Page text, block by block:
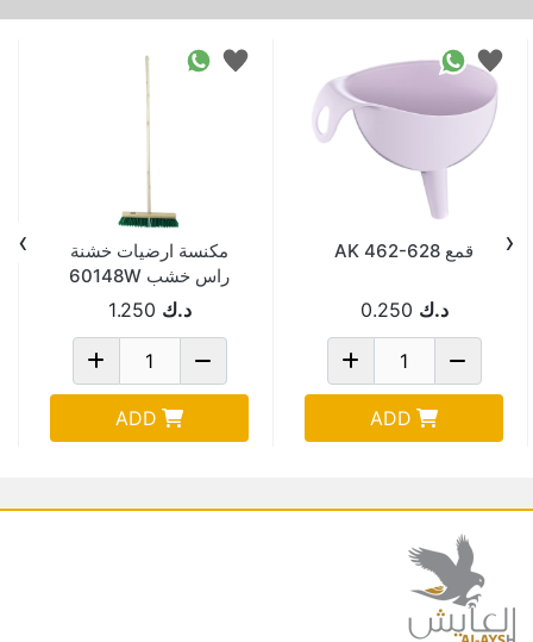
قمع AK 462-628
د.ك 0.250
ADD
مكنسة ارضيات خشنة
راس خشب 60148W
د.ك 1.250
ADD
‹
›